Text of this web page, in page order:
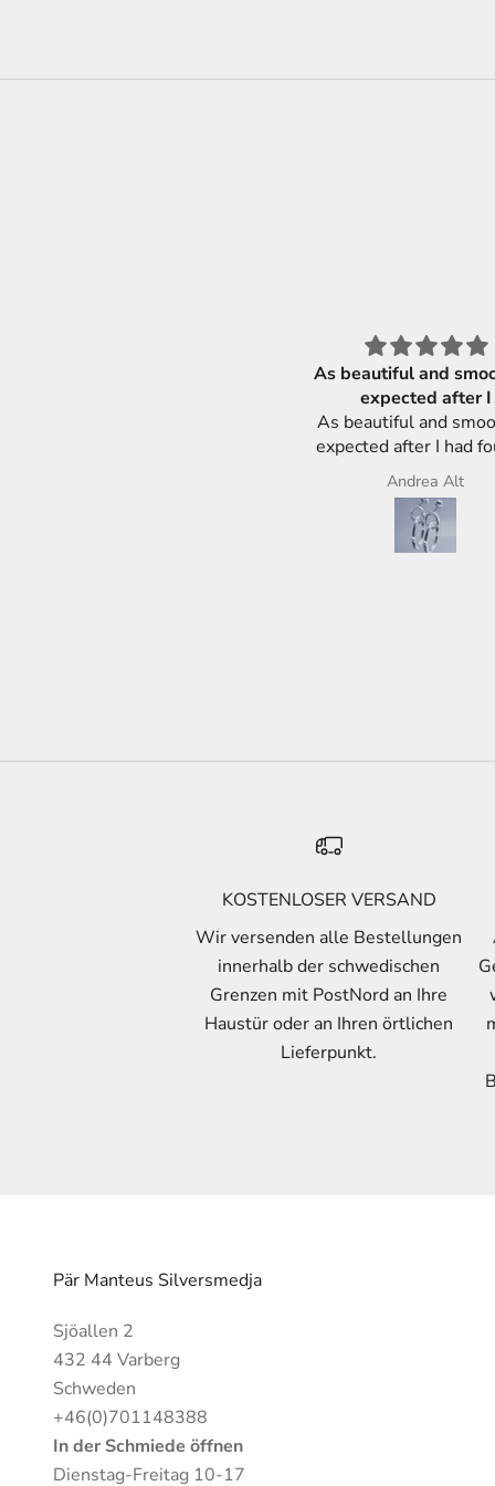
As beautiful and smooth as
expected after I
As beautiful and smooth as
expected after I had
beautiful oval shaped
the store in Varberg in
Andrea Alt
KOSTENLOSER VERSAND
Wir versenden alle Bestellungen
innerhalb der schwedischen
Grenzen mit PostNord an Ihre
Haustür oder an Ihren örtlichen
Lieferpunkt.
Pär Manteus Silversmedja
Sjöallen 2
432 44 Varberg
Schweden
+46(0)701148388
In der Schmiede öffnen
Dienstag-Freitag 10-17